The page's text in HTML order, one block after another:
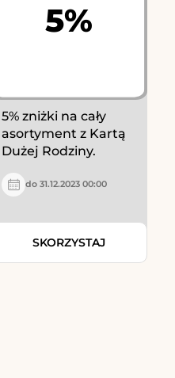
5%
5% zniżki na cały
asortyment z Kartą
Dużej Rodziny.
do 31.12.2023 00:00
SKORZYSTAJ